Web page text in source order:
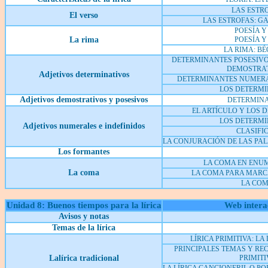
El verso
LAS
LAS ESTROFAS:
La rima
POESÍA
POESÍA
LA RIMA:
Adjetivos determinativos
DETERMINANTES
DETERMINANTES
LOS
Adjetivos demostrativos y posesivos
Adjetivos numerales e indefinidos
EL ARTÍCULO Y LOS
LOS
LA CONJURACIÓN DE LAS
Los formantes
La coma
LA COMA EN
LA COMA PARA
LA
Unidad 8: Buenos tiempos para la lírica Web
Avisos y notas
Temas de la lírica
Lalírica tradicional
LÍRICA PRIMITIVA: LA
PRINCIPALES TEMAS Y